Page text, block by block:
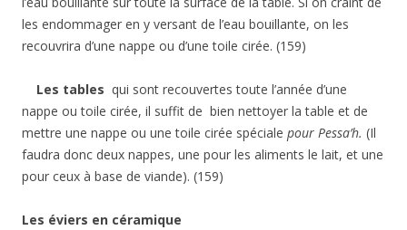
les endommager en y versant de l’eau bouillante, on les
recouvrira d’une nappe ou d’une toile cirée. (159)
Les tables qui sont recouvertes toute l’année d’une
nappe ou toile cirée, il suffit de bien nettoyer la table et de
mettre une nappe ou une toile cirée spéciale pour Pessa’h. (Il
faudra donc deux nappes, une pour les aliments le lait, et une
pour ceux à base de viande). (159)
Les éviers en céramique